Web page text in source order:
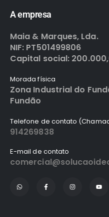
A empresa
Maia & Marques, Lda.
NIF: PT501499806
Capital social:
Morada física
Zona Industrial do
Fundão
Telefone de contato
914269838
E-mail de contato